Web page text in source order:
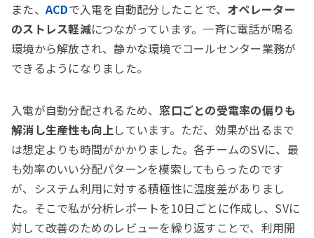
また、ACDで入電を自動配分したことで、 オペレーター
のストレス軽減につながっています。一斉に電話が鳴る
環境から解放され、静かな環境でコールセンター業務が
できるようになりました。
入電が自動分配されるため、窓口ごとの受電率の偏りも
解消し生産性も向上しています。ただ、効果が出るまで
は想定よりも時間がかかりました。各チームのSVに、最
も効率のいい分配パターンを模索してもらったのです
が、システム利用に対する積極性に温度差がありまし
た。そこで私が分析レポートを10日ごとに作成し、SVに
対して改善のためのレビューを繰り返すことで、利用開